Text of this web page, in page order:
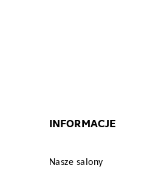
INFORMACJE
Nasze salony